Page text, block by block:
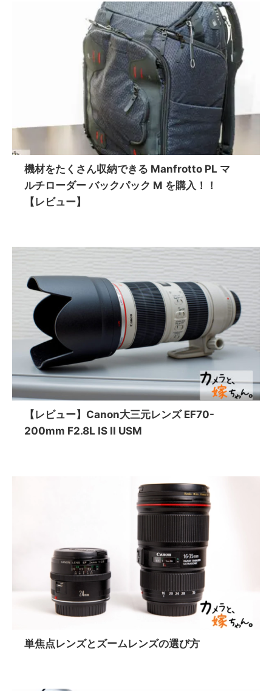
機材をたくさん収納できる Manfrotto PL マ
ルチローダー バックパック M を購入！！
【レビュー】
【レビュー】Canon大三元レンズ EF70-
200mm F2.8L IS II USM
単焦点レンズとズームレンズの選び方